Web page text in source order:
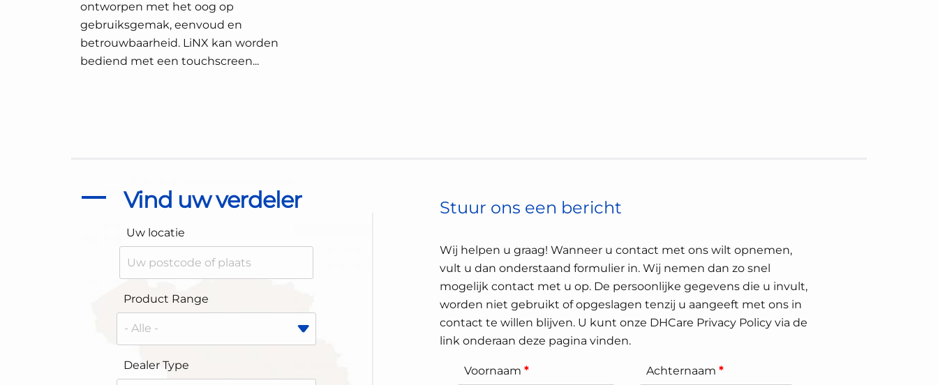
ontworpen met het oog op
gebruiksgemak, eenvoud en
betrouwbaarheid. LiNX kan worden
bediend met een touchscreen...
Vind uw verdeler
Uw locatie
Product Range
Dealer Type
Stuur ons een bericht
Wij helpen u graag! Wanneer u contact met ons wilt opnemen,
vult u dan onderstaand formulier in. Wij nemen dan zo snel
mogelijk contact met u op. De persoonlijke gegevens die u invult,
worden niet gebruikt of opgeslagen tenzij u aangeeft met ons in
contact te willen blijven. U kunt onze DHCare Privacy Policy via de
link onderaan deze pagina vinden.
Voornaam * Achternaam *